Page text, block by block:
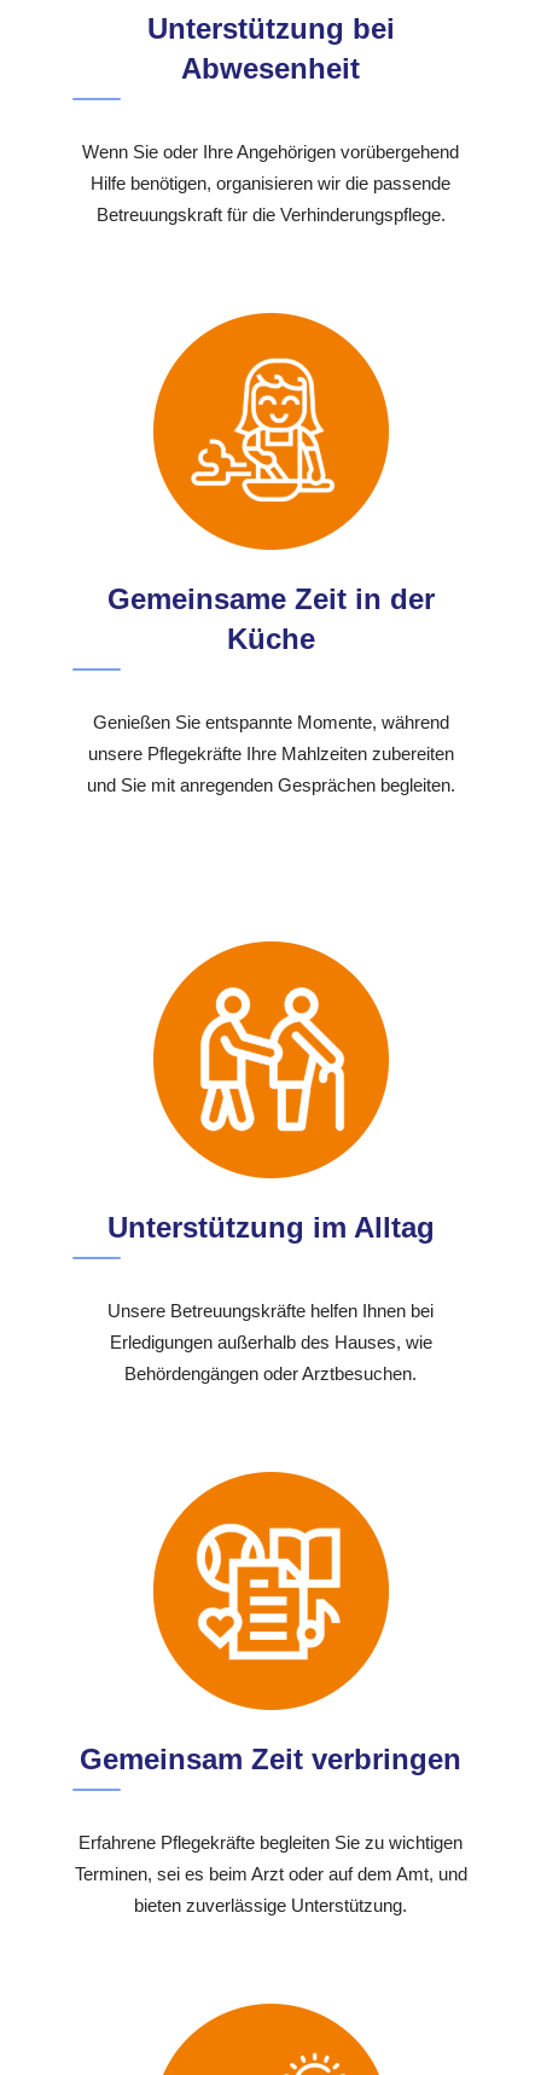
Unterstützung bei
Abwesenheit
Wenn Sie oder Ihre Angehörigen vorübergehend
Hilfe benötigen, organisieren wir die passende
Betreuungskraft für die Verhinderungspflege.
Gemeinsame Zeit in der
Küche
Genießen Sie entspannte Momente, während
unsere Pflegekräfte Ihre Mahlzeiten zubereiten
und Sie mit anregenden Gesprächen begleiten.
Unterstützung im Alltag
Unsere Betreuungskräfte helfen Ihnen bei
Erledigungen außerhalb des Hauses, wie
Behördengängen oder Arztbesuchen.
Gemeinsam Zeit verbringen
Erfahrene Pflegekräfte begleiten Sie zu wichtigen
Terminen, sei es beim Arzt oder auf dem Amt, und
bieten zuverlässige Unterstützung.